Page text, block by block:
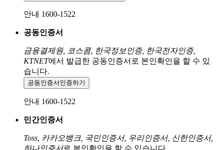
안내 1600-1522
공동인증서
금융결제원, 코스콤, 한국정보인증, 한국전자인증,
KTNET에서 발급한 공동인증서로 본인확인을 할 수 있
습니다.
공동인증서 인증하기
안내 1600-1522
민간인증서
Toss, 카카오뱅크, 국민인증서, 우리인증서, 신한인증서,